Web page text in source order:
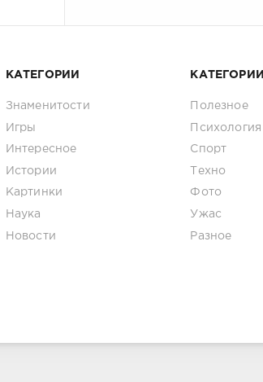
КАТЕГОРИИ
Знаменитости
Игры
Интересное
Истории
Картинки
Наука
Новости
КАТЕГОРИИ
Полезное
Психология
Спорт
Техно
Фото
Ужас
Разное